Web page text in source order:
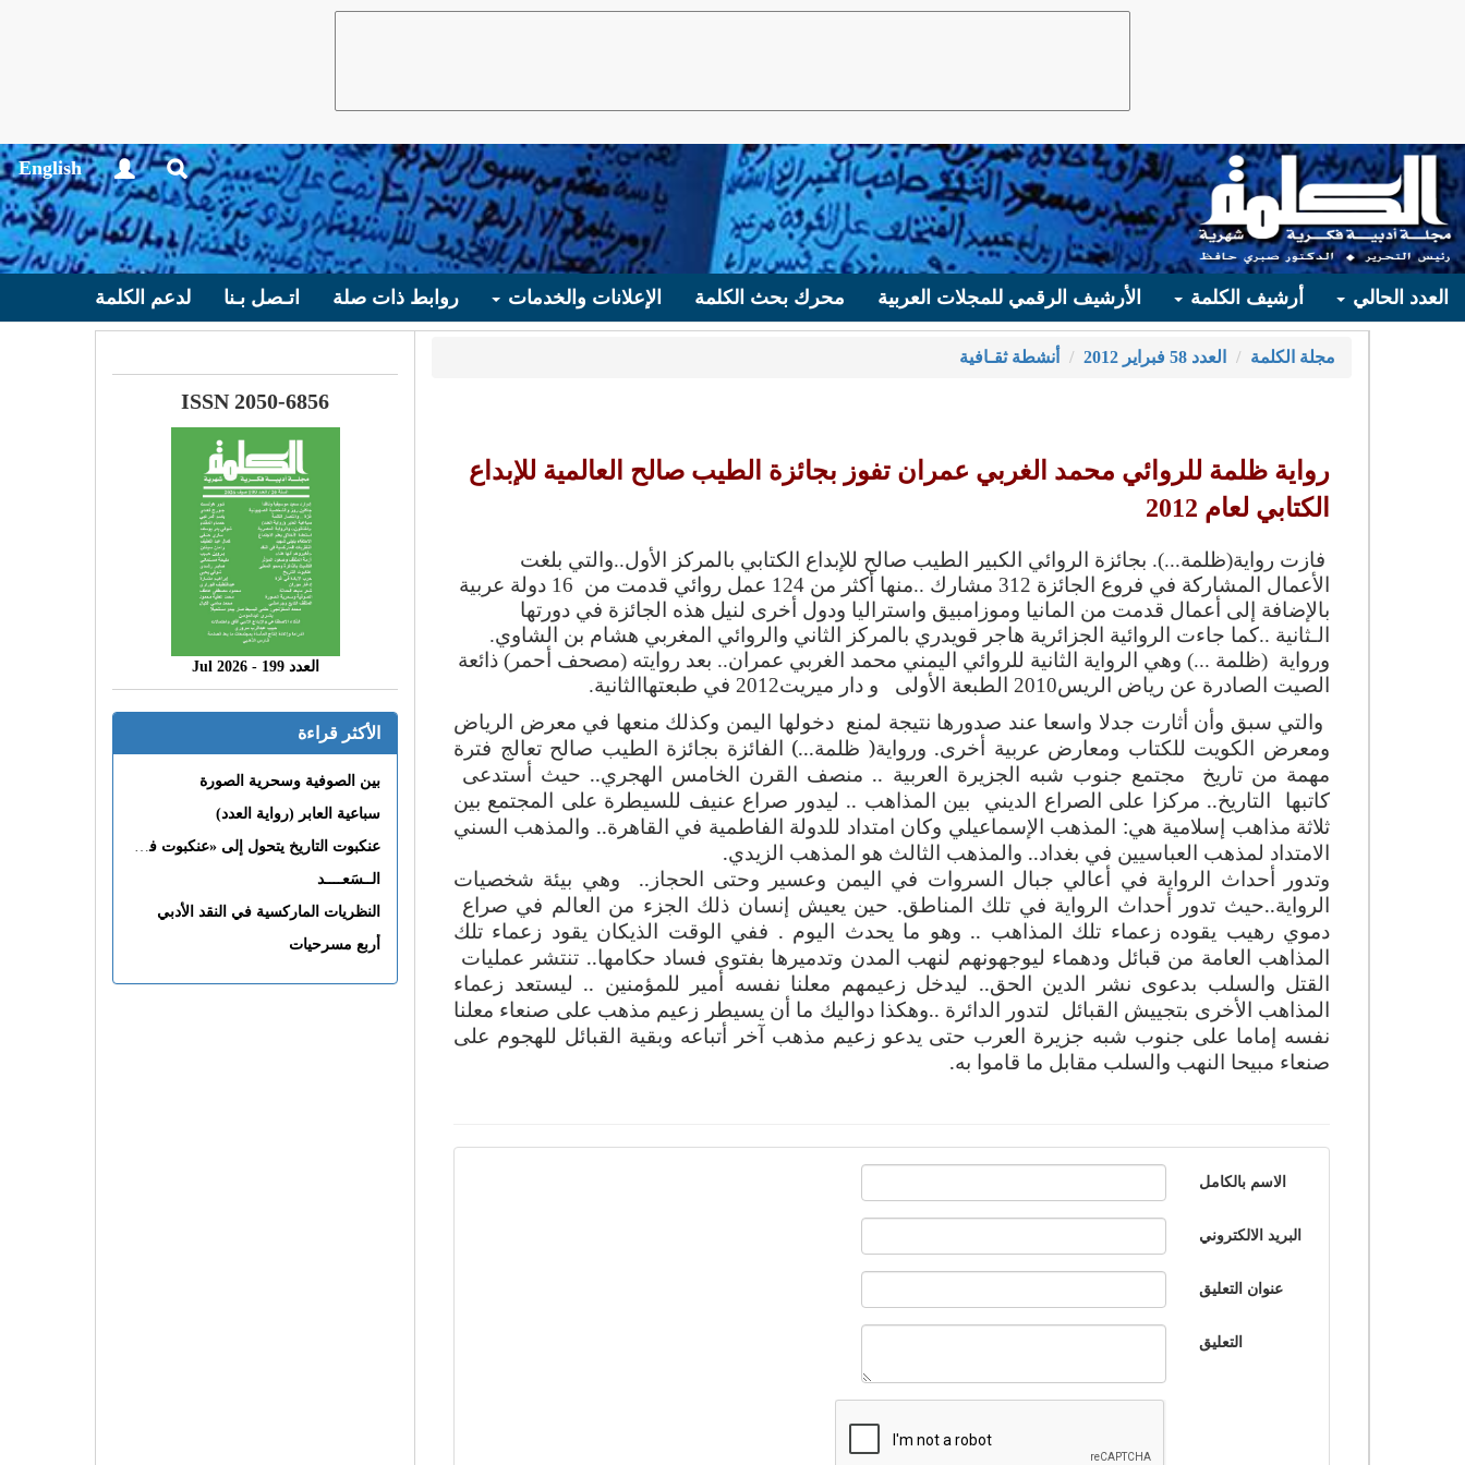
English
العدد الحالي أرشيف الكلمة الأرشيف الرقمي للمجلات العربية محرك بحث الكلمة الإعلانات والخدمات روابط ذات صلة اتـصل بـنا لدعم الكلمة
مجلة الكلمة العدد 58 فبراير 2012 أنشطة ثقـافية
رواية ظلمة للروائي محمد الغربي عمران تفوز بجائزة الطيب صالح العالمية للإبداع
الكتابي لعام 2012
فازت رواية(ظلمة...). بجائزة الروائي الكبير الطيب صالح للإبداع الكتابي بالمركز الأول..والتي بلغت
الأعمال المشاركة في فروع الجائزة 312 مشارك ..منها أكثر من 124 عمل روائي قدمت من 16 دولة عربية
بالإضافة إلى أعمال قدمت من المانيا وموزامبيق واستراليا ودول أخرى لنيل هذه الجائزة في دورتها
الـثانية ..كما جاءت الروائية الجزائرية هاجر قويدري بالمركز الثاني والروائي المغربي هشام بن الشاوي.
ورواية (ظلمة ...) وهي الرواية الثانية للروائي اليمني محمد الغربي عمران.. بعد روايته (مصحف أحمر) ذائعة
الصيت الصادرة عن رياض الريس2010 الطبعة الأولى و دار ميريت2012 في طبعتهاالثانية
.
والتي سبق وأن أثارت جدلا واسعا عند صدورها نتيجة لمنع دخولها اليمن وكذلك منعها في معرض الرياض
ومعرض الكويت للكتاب ومعارض عربية أخرى. ورواية( ظلمة...) الفائزة بجائزة الطيب صالح تعالج فترة
مهمة من تاريخ مجتمع جنوب شبه الجزيرة العربية .. منصف القرن الخامس الهجري.. حيث أستدعى
كاتبها التاريخ.. مركزا على الصراع الديني بين المذاهب .. ليدور صراع عنيف للسيطرة على المجتمع بين
ثلاثة مذاهب إسلامية هي: المذهب الإسماعيلي وكان امتداد للدولة الفاطمية في القاهرة.. والمذهب السني
الامتداد لمذهب العباسيين في بغداد.. والمذهب الثالث هو المذهب الزيدي.
وتدور أحداث الرواية في أعالي جبال السروات في اليمن وعسير وحتى الحجاز.. وهي بيئة شخصيات
الرواية..حيث تدور أحداث الرواية في تلك المناطق. حين يعيش إنسان ذلك الجزء من العالم في صراع
دموي رهيب يقوده زعماء تلك المذاهب .. وهو ما يحدث اليوم . ففي الوقت الذيكان يقود زعماء تلك
المذاهب العامة من قبائل ودهماء ليوجهونهم لنهب المدن وتدميرها بفتوى فساد حكامها.. تنتشر عمليات
القتل والسلب بدعوى نشر الدين الحق.. ليدخل زعيمهم معلنا نفسه أمير للمؤمنين .. ليستعد زعماء
المذاهب الأخرى بتجييش القبائل لتدور الدائرة ..وهكذا دواليك ما أن يسيطر زعيم مذهب على صنعاء معلنا
نفسه إماما على جنوب شبه جزيرة العرب حتى يدعو زعيم مذهب آخر أتباعه وبقية القبائل للهجوم على
صنعاء مبيحا النهب والسلب مقابل ما قاموا به.
الاسم بالكامل
البريد الالكتروني
عنوان التعليق
التعليق
ISSN 2050-6856
العدد 199 - 2026 Jul
الأكثر قراءة
بين الصوفية وسحرية الصورة
سباعية العابر (رواية العدد)
عنكبوت التاريخ يتحول إلى «عنكبوت فى القلب»
الــسَعــــد
النظريات الماركسية في النقد الأدبي
أربع مسرحيات